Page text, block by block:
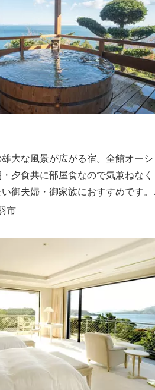
大な風景が広がる宿。全館オーシ
夕食共に部屋食なので気兼ねなく
御夫婦・御家族におすすめです。
める満天の星や、薄紫ら染まる朝
衛門蒸し」、鯛や伊勢海老の舟盛
市